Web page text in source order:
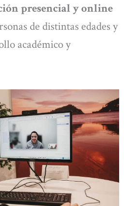
presencial y online
de distintas edades y
académico y